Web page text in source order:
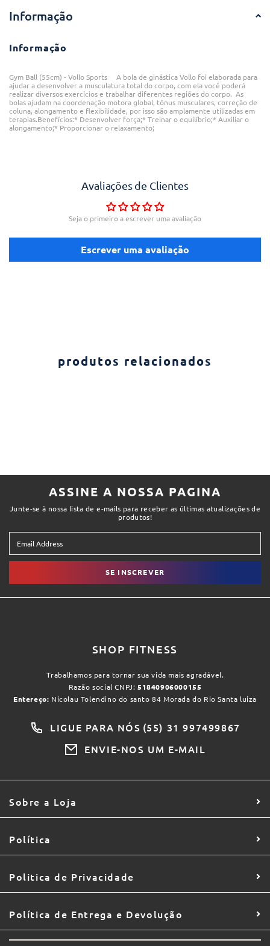
Informação
Informação
Gym Ball (55cm) - Vollo Sports A bola de ginástica Vollo foi elaborada para
ajudar a desenvolver a musculatura total do corpo, com ela você poderá
realizar diversos exercícios e trabalhar diferentes regiões do corpo. As
bolas ajudam na coordenação motora global, tônus musculares, correção de
coluna, alongamento e flexibilidade, por isso são amplamente utilizadas em
terapias.Benefícios:* Desenvolver força;* Treinar o equilíbrio;* Auxiliar o
alongamento;* Proporcionar o relaxamento;
Avaliações de Clientes
Seja o primeiro a escrever uma avaliação
Escrever uma avaliação
produtos relacionados
ASSINE A NOSSA PAGINA
Junte-se à nossa lista de e-mails para receber as últimas atualizações de
produtos!
SE INSCREVER
SHOP FITNESS
Trabalhamos para tornar sua vida mais agradável.
Razão social CNPJ: 51840906000155
Entereço: Nicolau Tolendino do santo 84 Morada do Rio Santa luiza
LIGUE PARA NÓS (55) 31 997499867
ENVIE-NOS UM E-MAIL
Sobre a Loja
Política
Politica de Privacidade
Política de Entrega e Devolução